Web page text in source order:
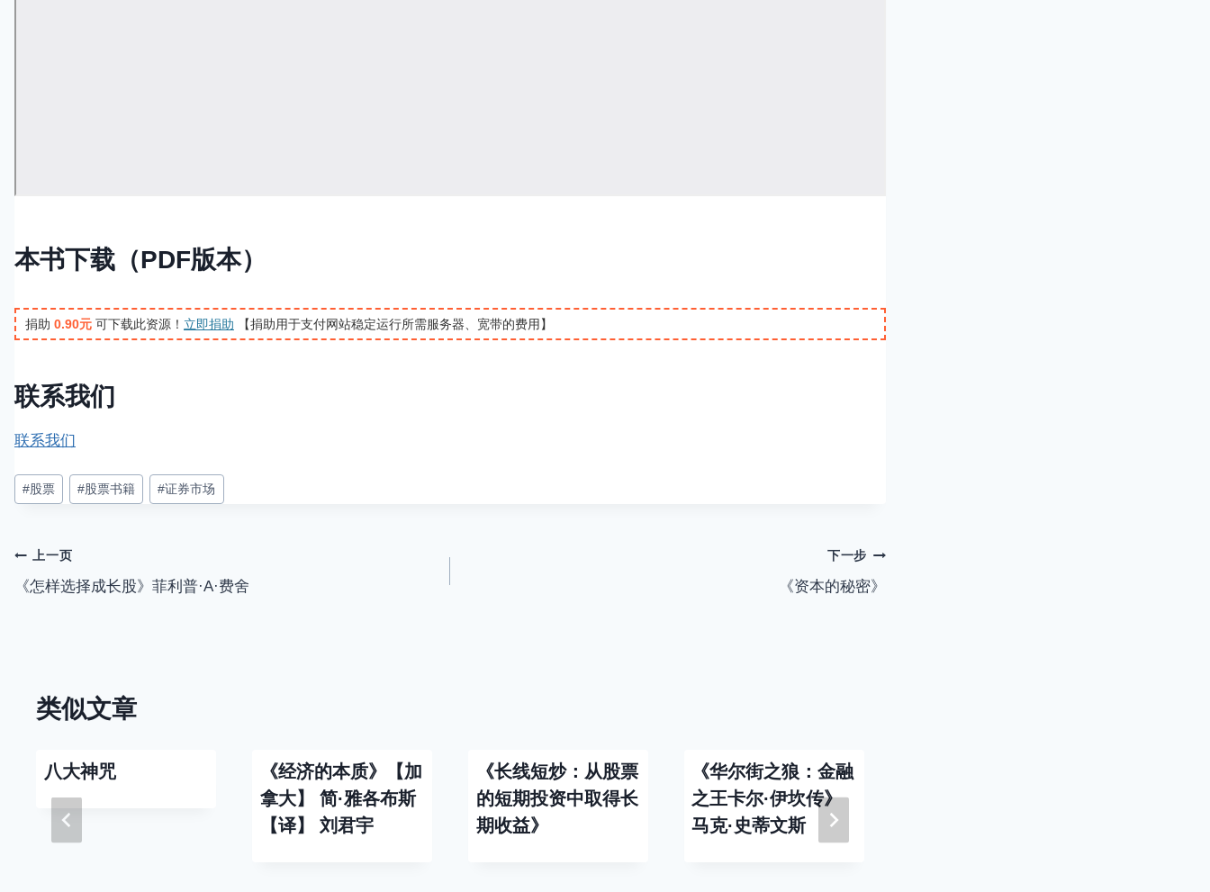
本书下载（PDF版本）
捐助 0.90元 可下载此资源！ 立即捐助 【捐助用于支付网站稳定运行所需服务器、宽带的费用】
联系我们
联系我们
文
章
签：
#股票 #股票书籍 #证券市场
文
章
上一页
《怎样选择成长股》菲利普·A·费舍
下一步
《资本的秘密》
类似文章
八大神咒
《经济的本质》【加
拿大】 简·雅各布斯
【译】 刘君宇
《长线短炒：从股票
的短期投资中取得长
期收益》
《华尔街之狼：金融
之王卡尔·伊坎传》
马克·史蒂文斯